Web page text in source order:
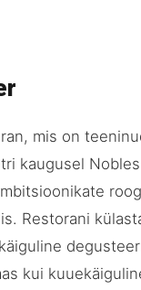
mis on
kaugusel
Restorani
kui